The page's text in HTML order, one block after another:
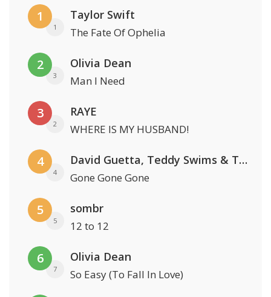
1
1
Taylor Swift
The Fate Of Ophelia
2
3
Olivia Dean
Man I Need
3
2
RAYE
WHERE IS MY HUSBAND!
4
4
David Guetta, Teddy Swims & Tones And I
Gone Gone Gone
5
5
sombr
12 to 12
6
7
Olivia Dean
So Easy (To Fall In Love)